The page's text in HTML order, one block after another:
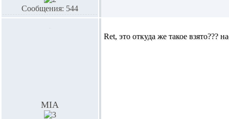
Сообщения: 544
MIA
Ret, это откуда же такое взято???